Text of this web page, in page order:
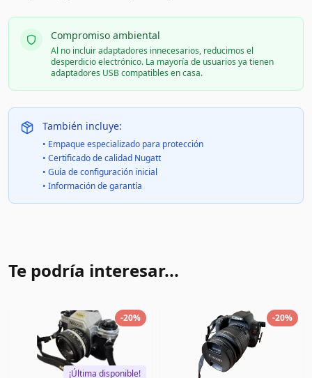
Compromiso ambiental
Al no incluir adaptadores innecesarios, reducimos el
desperdicio electrónico. La mayoría de usuarios ya tienen
adaptadores USB compatibles en casa.
También incluye:
• Empaque especializado para protección
• Certificado de calidad Nugatt
• Guía de configuración inicial
• Información de garantía
Te podría interesar...
-20%
¡Última disponible!
-20%